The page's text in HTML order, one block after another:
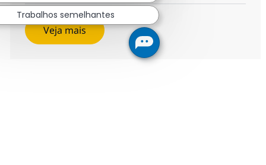
Veja mais
Trabalhos semelhantes